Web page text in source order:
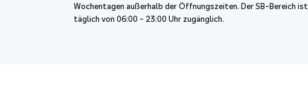
Wochentagen außerhalb der Öffnungszeiten. Der SB-Bereich ist
täglich von 06:00 - 23:00 Uhr zugänglich.